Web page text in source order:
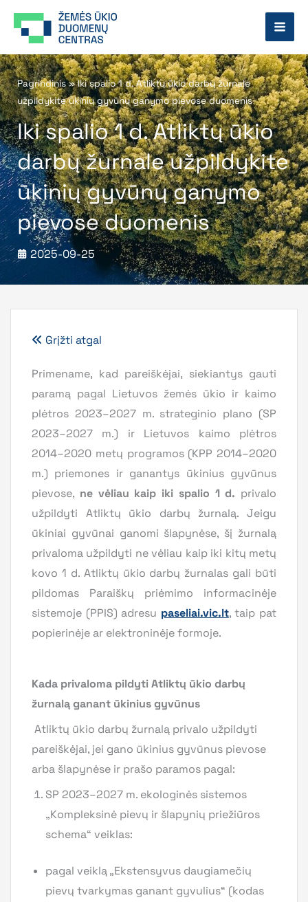
prie
Pagrindinis»Iki spalio 1 d. Atliktų ūkio darbų žurnale
užpildykite ūkinių gyvūnų ganymo pievose duomenis
Iki spalio 1 d. Atliktų ūkio
darbų žurnale užpildykite
ūkinių gyvūnų ganymo
pievose duomenis
2025-09-25
Grįžti atgal
Primename, kad pareiškėjai, siekiantys gauti
paramą pagal Lietuvos žemės ūkio ir kaimo
plėtros 2023–2027 m. strateginio plano (SP
2023–2027 m.) ir Lietuvos kaimo plėtros
2014–2020 metų programos (KPP 2014–2020
m.) priemones ir ganantys ūkinius gyvūnus
pievose, ne vėliau kaip iki spalio 1 d. privalo
užpildyti Atliktų ūkio darbų žurnalą. Jeigu
ūkiniai gyvūnai ganomi šlapynėse, šį žurnalą
privaloma užpildyti ne vėliau kaip iki kitų metų
kovo 1 d. Atliktų ūkio darbų žurnalas gali būti
pildomas Paraiškų priėmimo informacinėje
sistemoje (PPIS) adresu paseliai.vic.lt, taip pat
popierinėje ar elektroninėje formoje.
Kada privaloma pildyti Atliktų ūkio darbų
žurnalą ganant ūkinius gyvūnus
Atliktų ūkio darbų žurnalą privalo užpildyti
pareiškėjai, jei gano ūkinius gyvūnus pievose
arba šlapynėse ir prašo paramos pagal:
SP 2023–2027 m. ekologinės sistemos
„Kompleksinė pievų ir šlapynių priežiūros
schema“ veiklas:
pagal veiklą „Ekstensyvus daugiamečių
pievų tvarkymas ganant gyvulius“ (kodas